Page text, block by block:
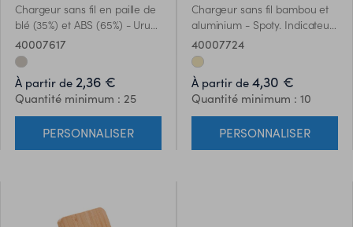
Chargeur sans fil en paille de
blé (35%) et ABS (65%) - Urus.
Branchez l'appareil, placez y
le smartphone pour
commencer à charger. Sortie:
DC5V/1A (5W). Compatible
derniers Android, iPhone®®
8, et X et plus récents.
40007617
À partir de 2,36 €
Quantité minimum : 25
PERSONNALISER
Chargeur sans fil bambou et
aluminium - Spoty. Indicateur
de charge bleu. Sortie:
DC9V/1.1A (10W). Compatible
derniers androïdes, iPhone®
8, X et plus récents.
40007724
À partir de 4,30 €
Quantité minimum : 10
PERSONNALISER